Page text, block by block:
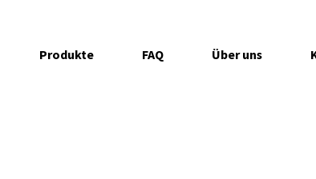
Produkte FAQ Über uns